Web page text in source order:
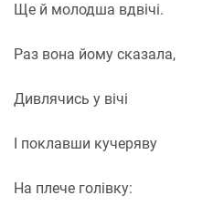
Ще й молодша вдвічі.
Раз вона йому сказала,
Дивлячись у вічі
І поклавши кучеряву
На плече голівку: